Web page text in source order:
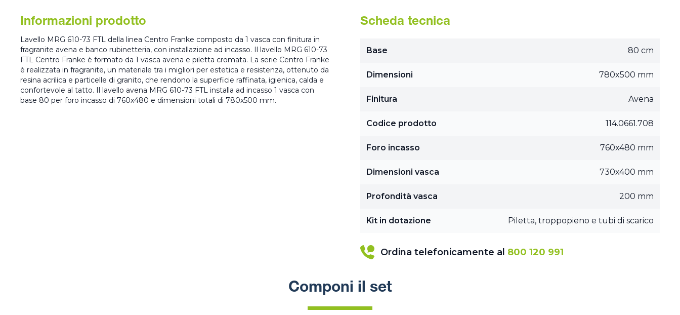
Informazioni prodotto
Lavello MRG 610-73 FTL della linea Centro Franke composto da 1 vasca con finitura in
fragranite avena e banco rubinetteria, con installazione ad incasso. Il lavello MRG 610-73
FTL Centro Franke è formato da 1 vasca avena e piletta cromata. La serie Centro Franke
è realizzata in fragranite, un materiale tra i migliori per estetica e resistenza, ottenuto da
resina acrilica e particelle di granito, che rendono la superficie raffinata, igienica, calda e
confortevole al tatto. Il lavello avena MRG 610-73 FTL installa ad incasso 1 vasca con
base 80 per foro incasso di 760x480 e dimensioni totali di 780x500 mm.
Scheda tecnica
Base 80 cm
Dimensioni 780x500 mm
Finitura Avena
Codice prodotto 114.0661.708
Foro incasso 760x480 mm
Dimensioni vasca 730x400 mm
Profondità vasca 200 mm
Kit in dotazione Piletta, troppopieno e tubi di scarico
Ordina telefonicamente al 800 120 991
Componi il set